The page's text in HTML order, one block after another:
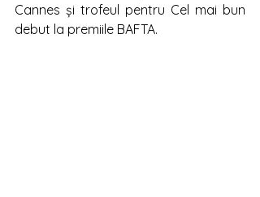
Cannes și trofeul pentru Cel mai bun
debut la premiile BAFTA.